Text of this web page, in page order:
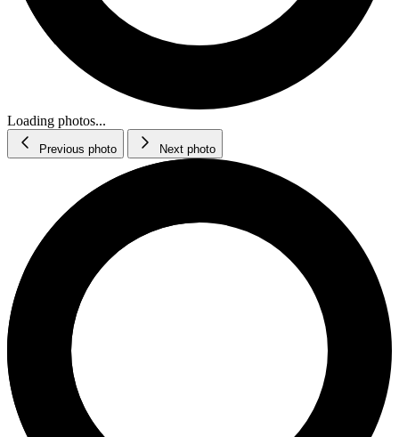
Loading photos...
Previous photo Next photo